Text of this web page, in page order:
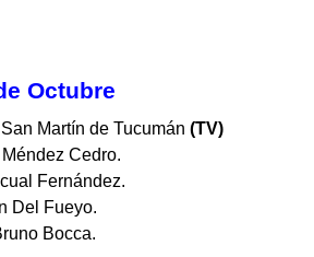
Octubre
Martín de Tucumán (TV)
Cedro.
Fernández.
Del Fueyo.
Bocca.